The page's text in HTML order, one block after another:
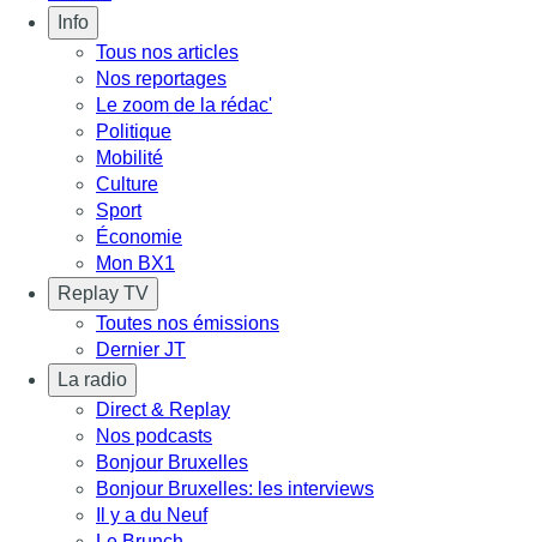
Info
Tous nos articles
Nos reportages
Le zoom de la rédac'
Politique
Mobilité
Culture
Sport
Économie
Mon BX1
Replay TV
Toutes nos émissions
Dernier JT
La radio
Direct & Replay
Nos podcasts
Bonjour Bruxelles
Bonjour Bruxelles: les interviews
Il y a du Neuf